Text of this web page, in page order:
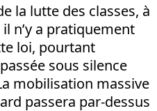
la lutte des classes, à
n’y a pratiquement
loi, pourtant
sous silence
mobilisation massive
passera par-dessus